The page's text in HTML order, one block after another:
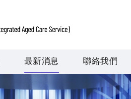
最新消息 聯絡我們